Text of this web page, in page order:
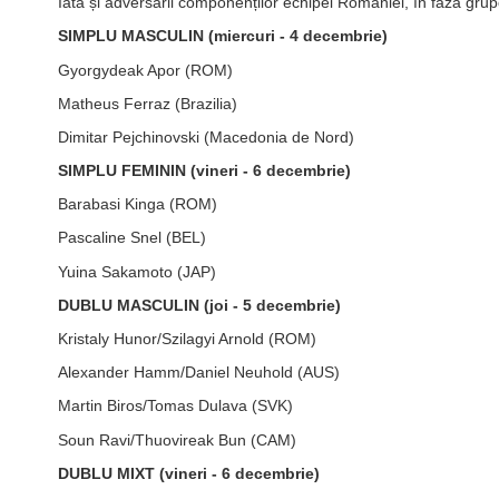
SIMPLU MASCULIN (miercuri - 4 decembrie)
Gyorgydeak Apor (ROM)
Matheus Ferraz (Brazilia)
Dimitar Pejchinovski (Macedonia de Nord)
SIMPLU FEMININ (vineri - 6 decembrie)
Barabasi Kinga (ROM)
Pascaline Snel (BEL)
Yuina Sakamoto (JAP)
DUBLU MASCULIN (joi - 5 decembrie)
Kristaly Hunor/Szilagyi Arnold (ROM)
Alexander Hamm/Daniel Neuhold (AUS)
Martin Biros/Tomas Dulava (SVK)
Soun Ravi/Thuovireak Bun (CAM)
DUBLU MIXT (vineri - 6 decembrie)